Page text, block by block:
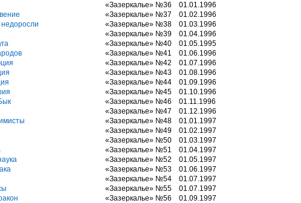
«Зазеркалье» №36
01.01.1996
«Зазеркалье» №37
01.02.1996
«Зазеркалье» №38
01.03.1996
«Зазеркалье» №39
01.04.1996
«Зазеркалье» №40
01.05.1995
«Зазеркалье» №41
01.06.1996
«Зазеркалье» №42
01.07.1996
«Зазеркалье» №43
01.08.1996
«Зазеркалье» №44
01.09.1996
«Зазеркалье» №45
01.10.1996
«Зазеркалье» №46
01.11.1996
«Зазеркалье» №47
01.12.1996
«Зазеркалье» №48
01.01.1997
«Зазеркалье» №49
01.02.1997
«Зазеркалье» №50
01.03.1997
«Зазеркалье» №51
01.04.1997
«Зазеркалье» №52
01.05.1997
«Зазеркалье» №53
01.06.1997
«Зазеркалье» №54
01.07.1997
«Зазеркалье» №55
01.07.1997
«Зазеркалье» №56
01.09.1997